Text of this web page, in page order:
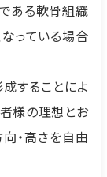
ある軟骨組織
っている場合
することによ
様の理想とお
・高さを自由